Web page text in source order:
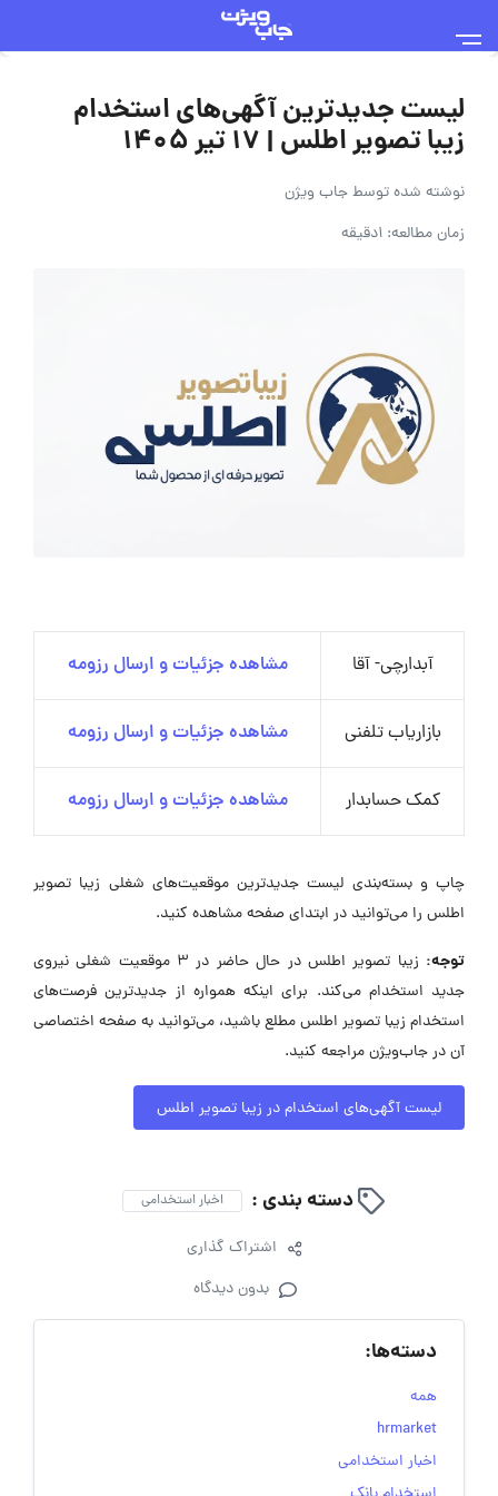
لیست جدیدترین آگهی‌های استخدام
زیبا تصویر اطلس | ۱۷ تیر ۱۴۰۵
نوشته شده توسطجاب ویژن
زمان مطالعه: 1دقیقه
آبدارچی- آقا مشاهده جزئیات و ارسال رزومه
بازاریاب تلفنی مشاهده جزئیات و ارسال رزومه
کمک حسابدار مشاهده جزئیات و ارسال رزومه
چاپ و بسته‌بندی لیست جدیدترین موقعیت‌های شغلی زیبا تصویر
اطلس را می‌توانید در ابتدای صفحه مشاهده کنید.
توجه:
زیبا تصویر اطلس در حال حاضر در ۳ موقعیت شغلی نیروی
جدید استخدام می‌کند. برای اینکه همواره از جدیدترین فرصت‌های
استخدام زیبا تصویر اطلس مطلع باشید، می‌توانید به صفحه اختصاصی
آن در جاب‌ویژن مراجعه کنید.
لیست آگهی‌های استخدام در زیبا تصویر اطلس
دسته بندی : اخبار استخدامی
اشتراک گذاری
بدون دیدگاه
دسته‌ها:
همه
hrmarket
اخبار استخدامی